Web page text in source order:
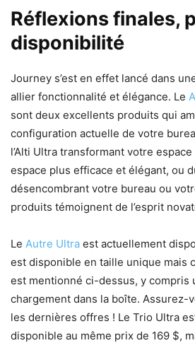
Réflexions finales,
disponibilité
Journey s’est en effet lancé dans
allier fonctionnalité et élégance. Le
sont deux excellents produits qui
configuration actuelle de votre
l’Alti Ultra transformant votre
espace plus efficace et élégant, ou
désencombrant votre bureau ou
produits témoignent de l’esprit
Le Autre Ultra est actuellement
est disponible en taille unique mais
est mentionné ci-dessus, y compris
chargement dans la boîte. Assurez-
les dernières offres ! Le Trio Ultra
disponible au même prix de 169 $,